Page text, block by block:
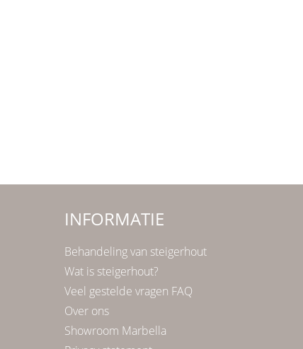
INFORMATIE
Behandeling van steigerhout
Wat is steigerhout?
Veel gestelde vragen FAQ
Over ons
Showroom Marbella